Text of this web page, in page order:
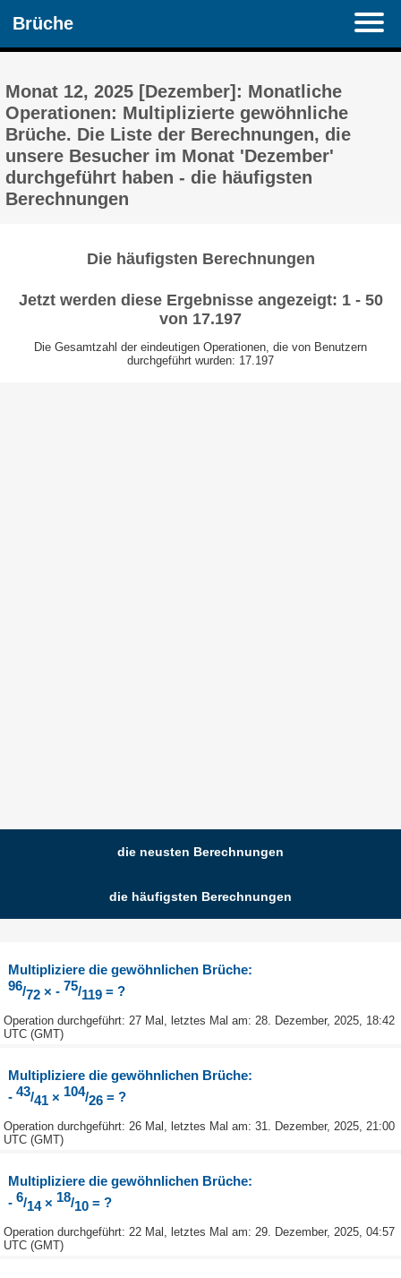
Brüche
Monat 12, 2025 [Dezember]: Monatliche
Operationen: Multiplizierte gewöhnliche
Brüche. Die Liste der Berechnungen, die
unsere Besucher im Monat 'Dezember'
durchgeführt haben - die häufigsten
Berechnungen
Die häufigsten Berechnungen
Jetzt werden diese Ergebnisse angezeigt: 1 - 50
von 17.197
Die Gesamtzahl der eindeutigen Operationen, die von Benutzern
durchgeführt wurden: 17.197
die neusten Berechnungen
die häufigsten Berechnungen
Multipliziere die gewöhnlichen Brüche:
96/72× - 75/119= ?
Operation durchgeführt: 27 Mal, letztes Mal am: 28. Dezember, 2025, 18:42
UTC (GMT)
Multipliziere die gewöhnlichen Brüche:
- 43/41 × 104/26= ?
Operation durchgeführt: 26 Mal, letztes Mal am: 31. Dezember, 2025, 21:00
UTC (GMT)
Multipliziere die gewöhnlichen Brüche:
- 6/14 × 18/10= ?
Operation durchgeführt: 22 Mal, letztes Mal am: 29. Dezember, 2025, 04:57
UTC (GMT)